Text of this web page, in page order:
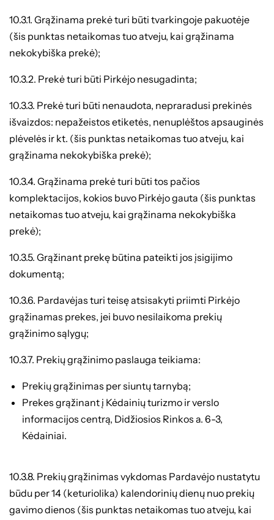
10.3.1. Grąžinama prekė turi būti tvarkingoje pakuotėje
(šis punktas netaikomas tuo atveju, kai grąžinama
nekokybiška prekė);
10.3.2. Prekė turi būti Pirkėjo nesugadinta;
10.3.3. Prekė turi būti nenaudota, nepraradusi prekinės
išvaizdos: nepažeistos etiketės, nenuplėštos apsauginės
plėvelės ir kt. (šis punktas netaikomas tuo atveju, kai
grąžinama nekokybiška prekė);
10.3.4. Grąžinama prekė turi būti tos pačios
komplektacijos, kokios buvo Pirkėjo gauta (šis punktas
netaikomas tuo atveju, kai grąžinama nekokybiška
prekė);
10.3.5. Grąžinant prekę būtina pateikti jos įsigijimo
dokumentą;
10.3.6. Pardavėjas turi teisę atsisakyti priimti Pirkėjo
grąžinamas prekes, jei buvo nesilaikoma prekių
grąžinimo sąlygų;
10.3.7. Prekių grąžinimo paslauga teikiama:
Prekių grąžinimas per siuntų tarnybą;
Prekes grąžinant į Kėdainių turizmo ir verslo
informacijos centrą, Didžiosios Rinkos a. 6-3,
Kėdainiai.
10.3.8. Prekių grąžinimas vykdomas Pardavėjo nustatytu
būdu per 14 (keturiolika) kalendorinių dienų nuo prekių
gavimo dienos (šis punktas netaikomas tuo atveju, kai